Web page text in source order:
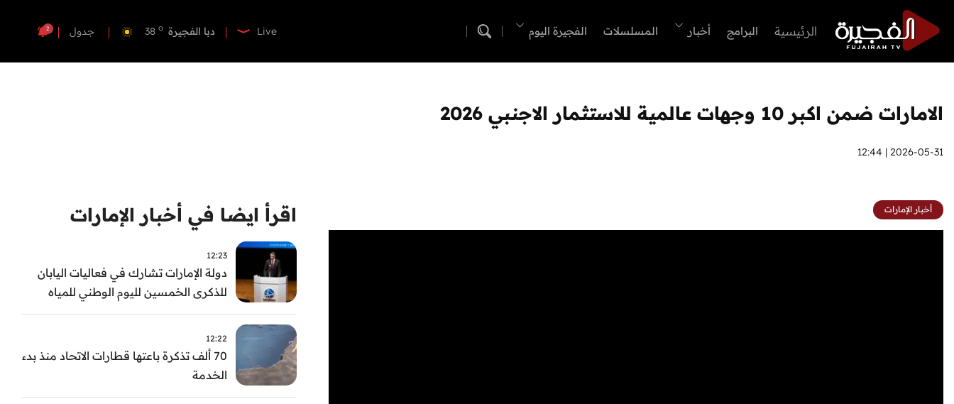
الرئيسية البرامج أخبار المسلسلات الفجيرة اليوم Live دبا الفجيرة 38 o جدول 2
الامارات ضمن اكبر 10 وجهات عالمية للاستثمار الاجنبي 2026
2026-05-31 | 12:44
أخبار الإمارات اقرأ ايضا في أخبار الإمارات
12:23
دولة الإمارات تشارك في فعاليات اليابان
للذكرى الخمسين لليوم الوطني للمياه
وأسبوع المياه
12:22
70 ألف تذكرة باعتها قطارات الاتحاد منذ بدء
الخدمة